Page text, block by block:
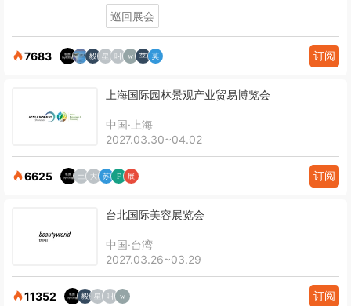
巡回展会
7683 订阅
上海国际园林景观产业贸易博览会
中国·上海
2027.03.30~04.02
6625 订阅
台北国际美容展览会
中国·台湾
2027.03.26~03.29
11352 订阅